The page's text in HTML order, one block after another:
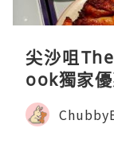
尖沙咀
ook獨家